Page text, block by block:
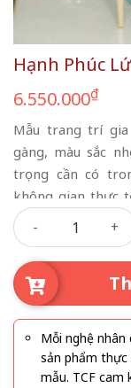
Hạnh Phúc
6.550.000₫
Mẫu trang trí
gàng, màu sắc
trọng cần có
không gian thực
gũi cho lễ gia tiên.
Hạnh Phúc Lứa
Mỗi nghệ
sản phẩm thực
mẫu. TCF cam